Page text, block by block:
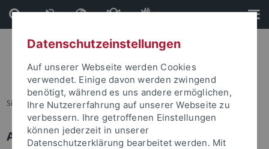
Direkt
zum
Inhalt
Direkt
zur
Fußleiste
Sie sind hier: Startseite
Anmelden
Datenschutzeinstellungen
Auf unserer Webseite werden Cookies
verwendet. Einige davon werden zwingend
benötigt, während es uns andere ermöglichen,
Ihre Nutzererfahrung auf unserer Webseite zu
verbessern. Ihre getroffenen Einstellungen
können jederzeit in unserer
Datenschutzerklärung bearbeitet werden. Mit